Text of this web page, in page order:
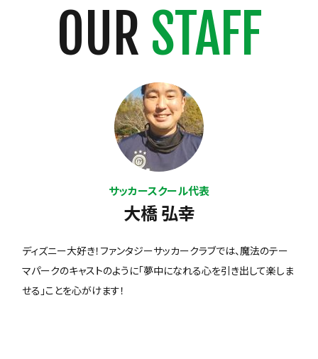
OUR STAFF
サッカースクール代表
大橋 弘幸
ディズニー大好き！ファンタジーサッカークラブでは、魔法のテー
マパークのキャストのように「夢中になれる心を引き出して楽しま
せる」ことを心がけます！